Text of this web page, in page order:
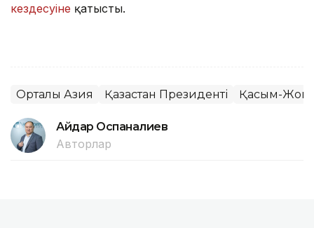
кездесуіне қатысты.
Орталық Азия Қазақстан Президенті Қасым-
Айдар Оспаналиев
Авторлар